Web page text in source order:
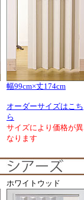
幅99cm×丈174cm
オーダーサイズはこち
ら
サイズにより価格が異
なります
ホワイトウッド